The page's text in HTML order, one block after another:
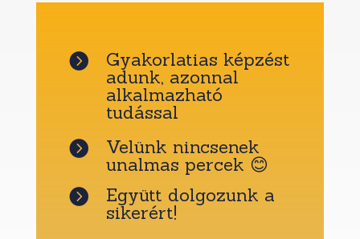
 Gyakorlatias képzést
adunk, azonnal
alkalmazható
tudással
 Velünk nincsenek
unalmas percek 😊
 Együtt dolgozunk a
sikerért!